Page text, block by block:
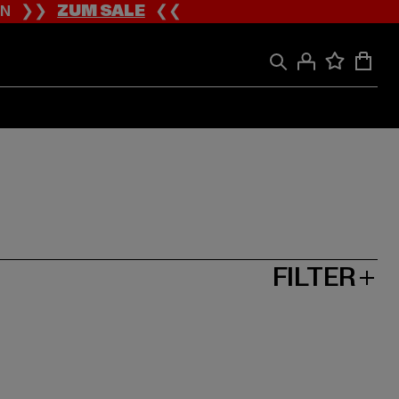
❯❯ZUM SALE❮❮
FILTER